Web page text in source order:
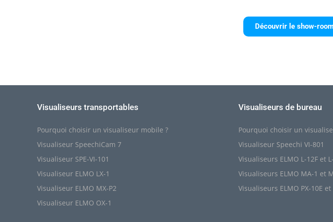
Découvrir le show-
Visualiseurs transportables
Pourquoi choisir un visualiseur mobile ?
Visualiseur SpeechiCam 7
Visualiseur SPE-VI-101
Visualiseur ELMO LX-1
Visualiseur ELMO MX-P2
Visualiseur ELMO OX-1
Visualiseurs de bureau
Pourquoi choisir un
Visualiseur Speechi VI-801
Visualiseurs ELMO L-12F et
Visualiseurs ELMO MA-1 et
Visualiseurs ELMO PX-10E et